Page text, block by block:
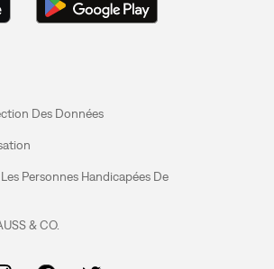
Des Données
Personnes Handicapées De
& CO.